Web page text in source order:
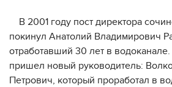
В 2001 году пост директора
покинул Анатолий Владимирович
отработавший 30 лет в
пришел новый руководитель:
Петрович, который проработал в